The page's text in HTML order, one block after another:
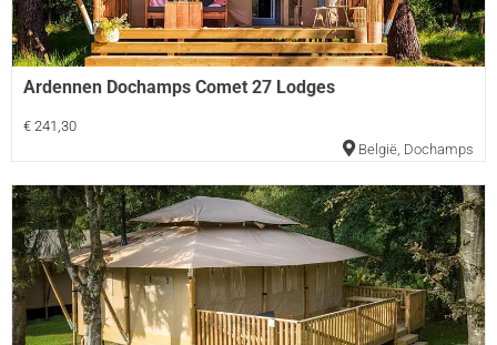
Ardennen Dochamps Comet 27 Lodges
€ 241,30
België, Dochamps